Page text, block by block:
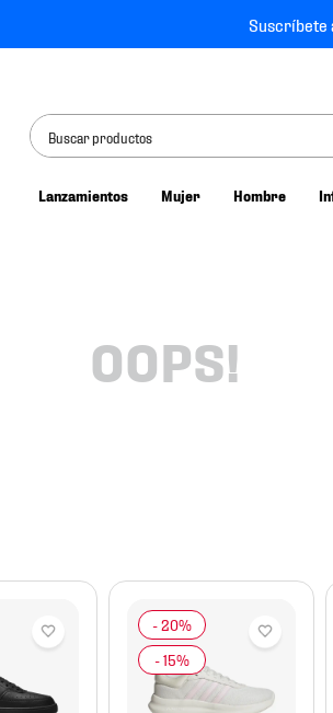
Suscríbete
Buscar productos
Lanzamientos Mujer Hombre
OOPS!